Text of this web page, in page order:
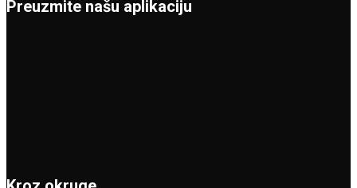
Preuzmite našu aplikaciju